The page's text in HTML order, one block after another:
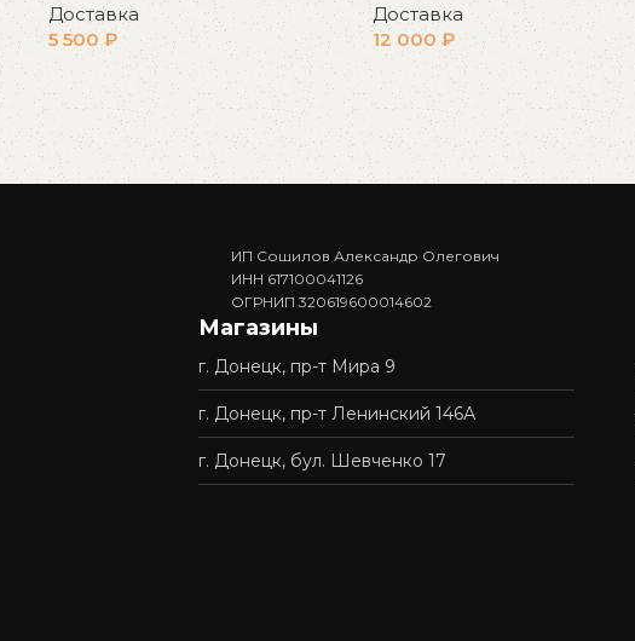
Доставка
5 500 ₽
В корзину
Доставка
12 000₽
В корзину
ИП Сошилов Александр Олегович
ИНН 617100041126
ОГРНИП 320619600014602
Магазины
г. Донецк, пр-т Мира 9
г. Донецк, пр-т Ленинский 146А
г. Донецк, бул. Шевченко 17